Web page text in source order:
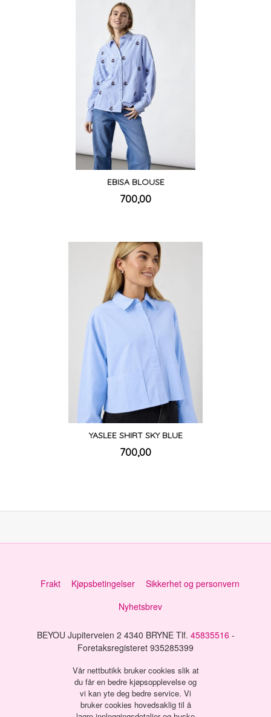
EBISA BLOUSE
Pris
700,00mva.
YASLEE SHIRT SKY BLUE
Pris
700,00mva.
Frakt Kjøpsbetingelser
Sikkerhet og personvern
Nyhetsbrev
BEYOU Jupiterveien 2 4340 BRYNE Tlf. 45835516 -
Foretaksregisteret 935285399
Vår nettbutikk bruker cookies slik at
du får en bedre kjøpsopplevelse og
vi kan yte deg bedre service. Vi
bruker cookies hovedsaklig til å